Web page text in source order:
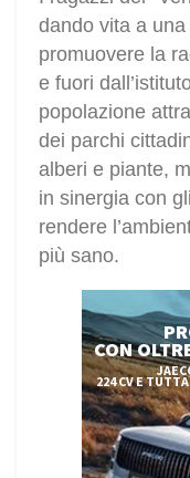
dando vita a
promuovere la
e fuori
popolazione
dei parchi
alberi e piante,
in sinergia con
rendere
più sano.